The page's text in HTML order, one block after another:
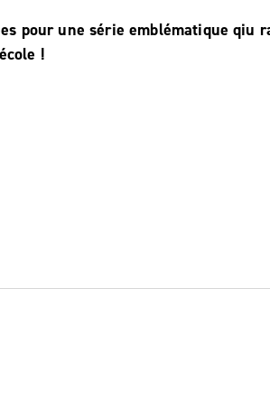
pour une série emblématique qiu
!